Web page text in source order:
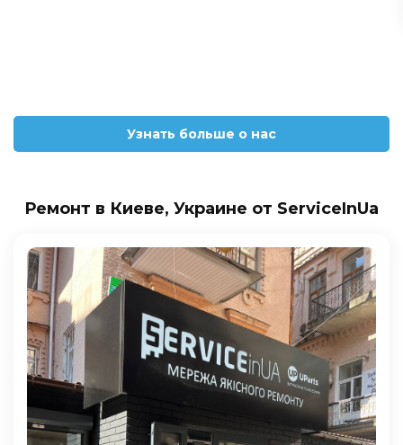
Узнать больше о нас
Ремонт в Киеве, Украине от ServiceInUa